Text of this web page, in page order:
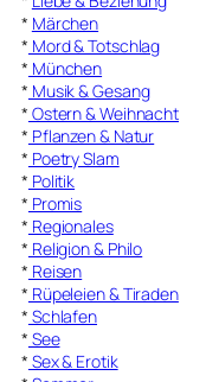
* Märchen
* Mord & Totschlag
* München
* Musik & Gesang
* Ostern & Weihnacht
* Pflanzen & Natur
* Poetry Slam
* Politik
* Promis
* Regionales
* Religion & Philo
* Reisen
* Rüpeleien & Tiraden
* Schlafen
* See
* Sex & Erotik